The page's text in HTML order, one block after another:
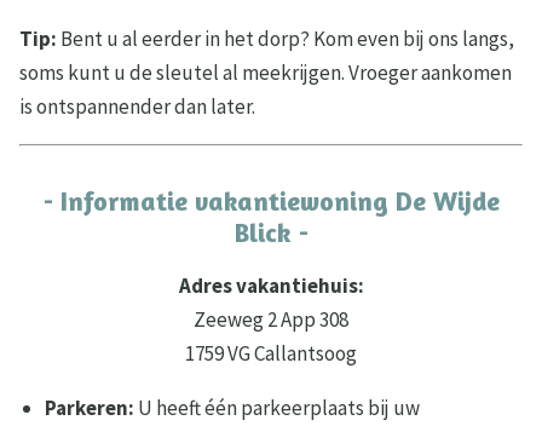
Tip: Bent u al eerder in het dorp? Kom even bij ons langs,
soms kunt u de sleutel al meekrijgen. Vroeger aankomen
is ontspannender dan later.
- Informatie vakantiewoning De Wijde
Blick -
Adres vakantiehuis:
Zeeweg 2 App 308
1759 VG Callantsoog
Parkeren: U heeft één parkeerplaats bij uw